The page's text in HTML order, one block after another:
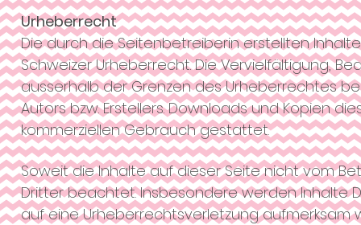
Urheberrecht
Die durch die Seitenbetreiberin erstellten
Schweizer Urheberrecht. Die Vervielfältigung,
ausserhalb der Grenzen des Urheberrechtes
Autors bzw. Erstellers. Downloads und Kopien
kommerziellen Gebrauch gestattet.
Soweit die Inhalte auf dieser Seite nicht vom
Dritter beachtet. Insbesondere werden Inhalte
auf eine Urheberrechtsverletzung aufmerksam